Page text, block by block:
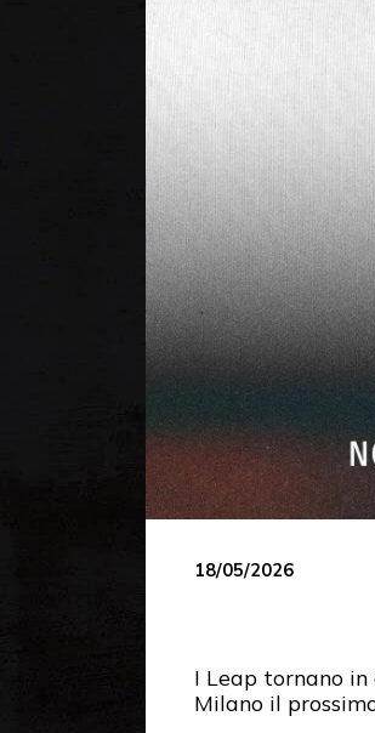
18/05/2026
I Leap tornano
Milano il